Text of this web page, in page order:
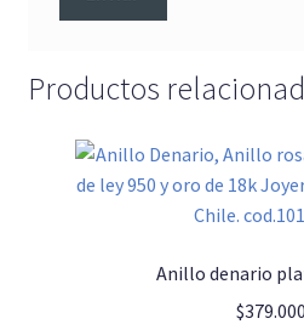
Productos
Anillo denario
$379.000